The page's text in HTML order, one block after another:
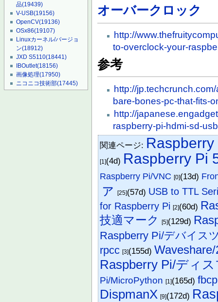
品(19439)
V-USB(19156)
OpenCV(19136)
OSx86(19107)
Linuxカーネル/バージョ
ン(18912)
JXD S5110(18441)
IBOutlet(18156)
画像処理(17950)
ニコニコ技術部(17445)
オーバークロック
http://
to-overclock-your-
参考
http://
bare-bones-pc-that-fits-
http://
raspberry-pi-hdmi-sd-
関連ページ:
[1](4d) Raspberry Pi
Raspberry Pi/VNC [0](13d)
ァ [25](57d) USB to TTL
for Raspberry Pi [2](60d)
技適マーク
[5](129d)
Raspberry Pi/デバイス
rpcc [3](155d)
Raspberry Pi/ディ
Pi/MicroPython [1](165d)fbcp
DispmanX [9](172d)